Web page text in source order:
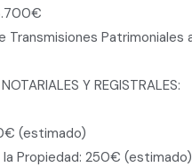
Transmisiones Patrimoniales
Y REGISTRALES:
(estimado)
Propiedad: 250€ (estimado)